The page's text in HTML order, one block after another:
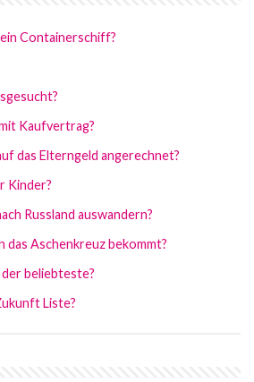
Containerschiff?
Kaufvertrag?
das Elterngeld angerechnet?
Kinder?
Russland auswandern?
das Aschenkreuz bekommt?
beliebteste?
Liste?